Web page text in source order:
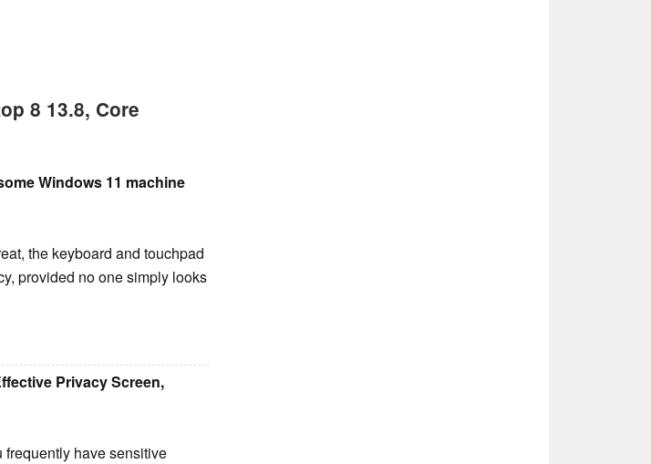
8 13.8, Core
Windows 11 machine
the keyboard and touchpad
provided no one simply looks
Privacy Screen,
have sensitive